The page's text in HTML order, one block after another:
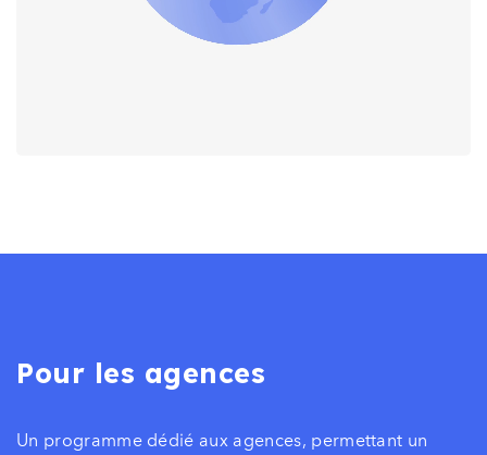
Pour les agences
Un programme dédié aux agences, permettant un